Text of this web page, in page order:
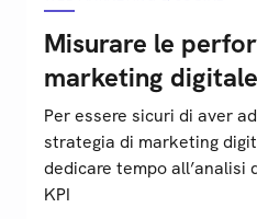
Misurare le
marketing digitale
Per essere sicuri di aver
strategia di marketing
dedicare tempo
KPI